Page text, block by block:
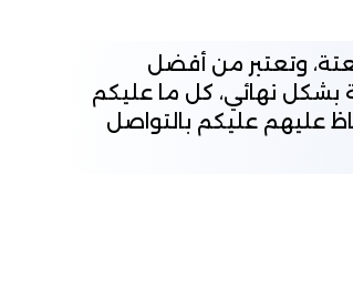
وتعتبر من أفضل
للقضاء على العتة بشكل نهائي، كل ما عليكم
عليهم عليكم بالتواصل